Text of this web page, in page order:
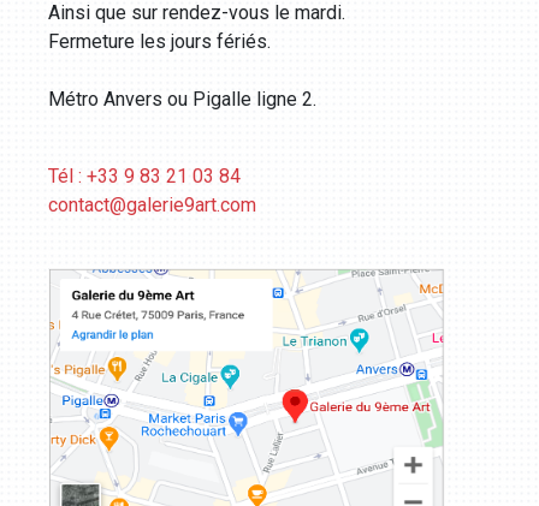
Ainsi que sur rendez-vous le mardi.
Fermeture les jours fériés.
Métro Anvers ou Pigalle ligne 2.
Tél : +33 9 83 21 03 84
contact@galerie9art.com